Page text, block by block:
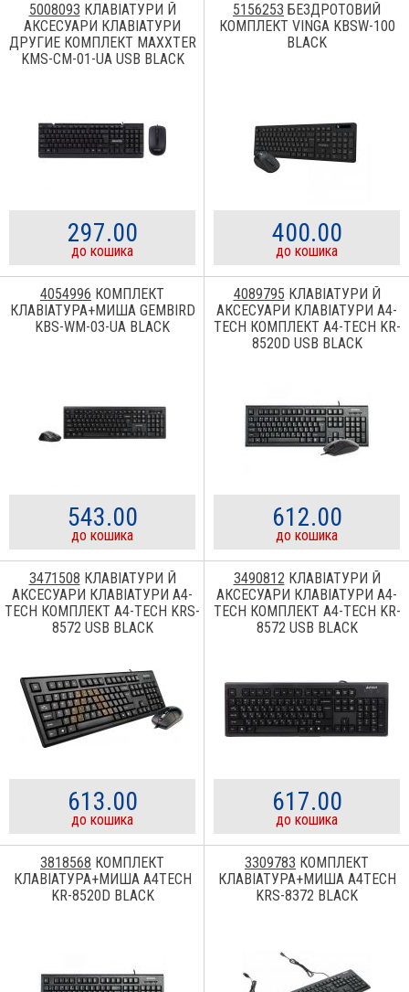
5008093 КЛАВІАТУРИ Й
АКСЕСУАРИ КЛАВІАТУРИ
ДРУГИЕ КОМПЛЕКТ MAXXTER
KMS-CM-01-UA USB BLACK
297.00
до кошика
5156253 БЕЗДРОТОВИЙ
КОМПЛЕКТ VINGA KBSW-100
BLACK
400.00
до кошика
4054996 КОМПЛЕКТ
КЛАВІАТУРА+МИША GEMBIRD
KBS-WM-03-UA BLACK
543.00
до кошика
4089795 КЛАВІАТУРИ Й
АКСЕСУАРИ КЛАВІАТУРИ A4-
TECH КОМПЛЕКТ A4-TECH KR-
8520D USB BLACK
612.00
до кошика
3471508 КЛАВІАТУРИ Й
АКСЕСУАРИ КЛАВІАТУРИ A4-
TECH КОМПЛЕКТ A4-TECH KRS-
8572 USB BLACK
613.00
до кошика
3490812 КЛАВІАТУРИ Й
АКСЕСУАРИ КЛАВІАТУРИ A4-
TECH КОМПЛЕКТ A4-TECH KR-
8572 USB BLACK
617.00
до кошика
3818568 КОМПЛЕКТ
КЛАВІАТУРА+МИША A4TECH
KR-8520D BLACK
3309783 КОМПЛЕКТ
КЛАВІАТУРА+МИША A4TECH
KRS-8372 BLACK